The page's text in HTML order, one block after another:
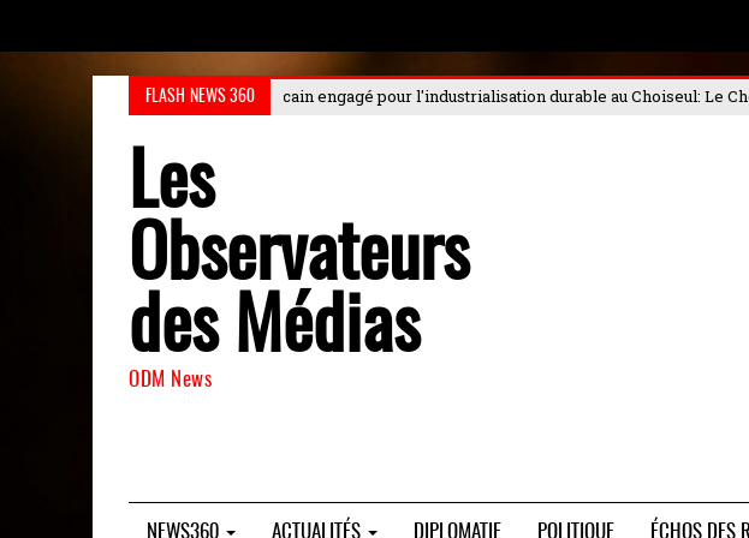
FLASH NEWS 360
pour l'industrialisation durable au Choiseul: Le Choiseul Africa Business Forum 2025, qui s'est
Les
Observateurs
des Médias
ODM News
NEWS360 ACTUALITÉS DIPLOMATIE POLITIQUE ÉCHOS DES